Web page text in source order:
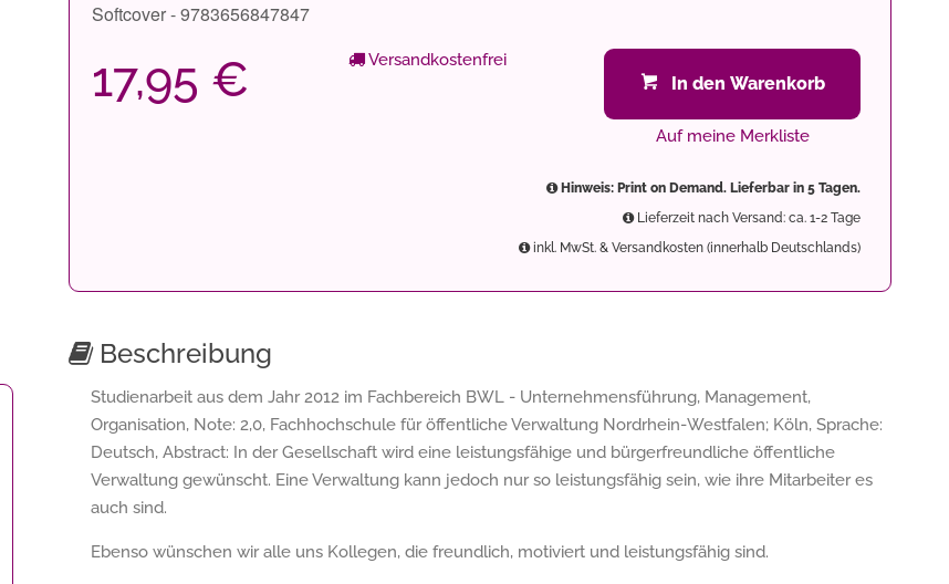
Softcover - 9783656847847
17,95 € Versandkostenfrei
In den Warenkorb
Auf meine Merkliste
Hinweis: Print on Demand. Lieferbar in 5 Tagen.
Lieferzeit nach Versand: ca. 1-2 Tage
inkl. MwSt. & Versandkosten (innerhalb Deutschlands)
Beschreibung
Studienarbeit aus dem Jahr 2012 im Fachbereich BWL - Unternehmensführung, Management,
Organisation, Note: 2,0, Fachhochschule für öffentliche Verwaltung Nordrhein-Westfalen; Köln, Sprache:
Deutsch, Abstract: In der Gesellschaft wird eine leistungsfähige und bürgerfreundliche öffentliche
Verwaltung gewünscht. Eine Verwaltung kann jedoch nur so leistungsfähig sein, wie ihre Mitarbeiter es
auch sind.
Ebenso wünschen wir alle uns Kollegen, die freundlich, motiviert und leistungsfähig sind.